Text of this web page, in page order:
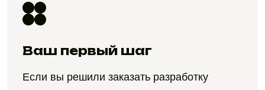
Ваш первый шаг
Если вы решили заказать разработку